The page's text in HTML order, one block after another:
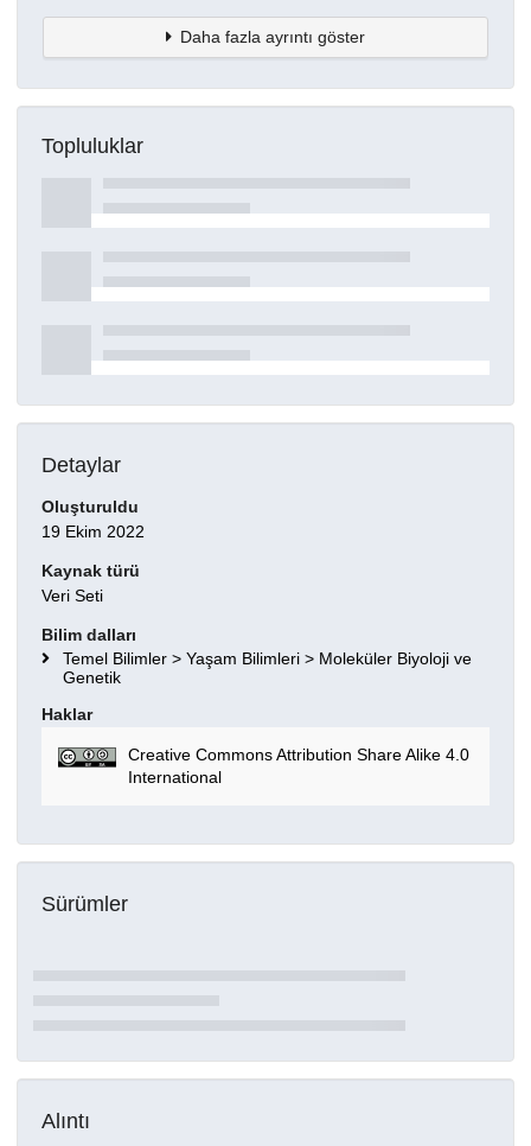
Daha fazla ayrıntı göster
Topluluklar
Detaylar
Oluşturuldu
19 Ekim 2022
Kaynak türü
Veri Seti
Bilim dalları
Temel Bilimler > Yaşam Bilimleri > Moleküler Biyoloji ve
Genetik
Haklar
Creative Commons Attribution Share Alike 4.0
International
Sürümler
Alıntı